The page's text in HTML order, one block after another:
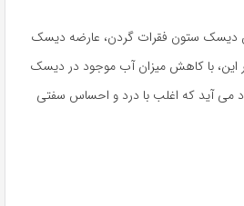
دیسک ستون فقرات گردن، عارضه دیسک
این، با کاهش میزان آب موجود در دیسک
می آید که اغلب با درد و احساس سفتی